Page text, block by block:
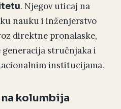
. Njegov uticaj na
nauku i inženjerstvo
direktne pronalaske,
stručnjaka i
institucijama.
kolumbija